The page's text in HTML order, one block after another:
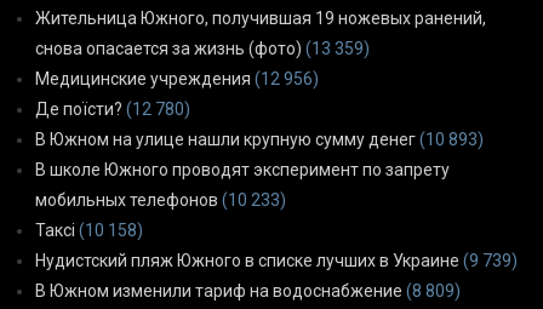
Жительница Южного, получившая 19 ножевых ранений,
снова опасается за жизнь (фото) (13 359)
Медицинские учреждения (12 956)
Де поїсти? (12 780)
В Южном на улице нашли крупную сумму денег(10 893)
В школе Южного проводят эксперимент по запрету
мобильных телефонов (10 233)
Таксі (10 158)
Нудистский пляж Южного в списке лучших в Украине (9 739)
В Южном изменили тариф на водоснабжение (8 809)